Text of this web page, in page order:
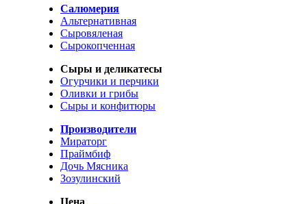
Салюмерия
Альтернативная
Сыровяленая
Сырокопченная
Сыры и деликатесы
Огурчики и перчики
Оливки и грибы
Сыры и конфитюры
Производители
Мираторг
Праймбиф
Дочь Мясника
Зозулинский
Цена